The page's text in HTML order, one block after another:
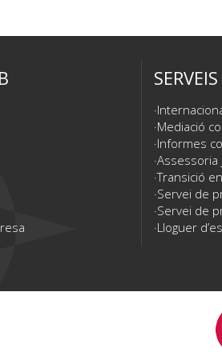
SERVEIS
Mediació
Informes
Assessoria
Transició
Servei de
Servei de
Lloguer